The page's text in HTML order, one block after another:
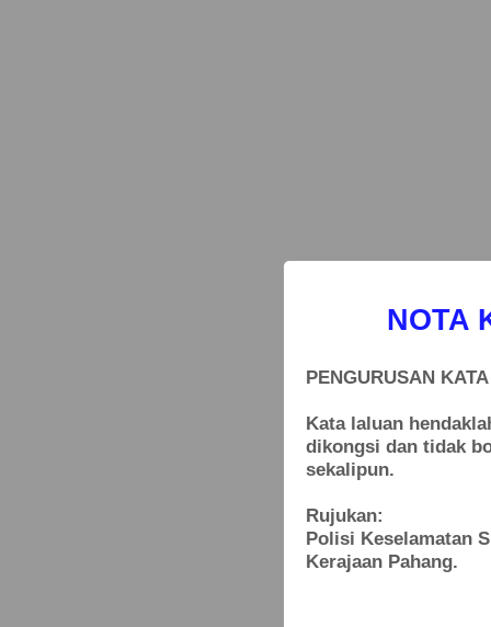
NOTA
PENGURUSAN
Kata laluan
dikongsi dan tidak
sekalipun.
Rujukan:
Polisi Keselamatan
Kerajaan Pahang.